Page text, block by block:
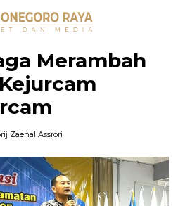
Merambah
Zaenal Assrori